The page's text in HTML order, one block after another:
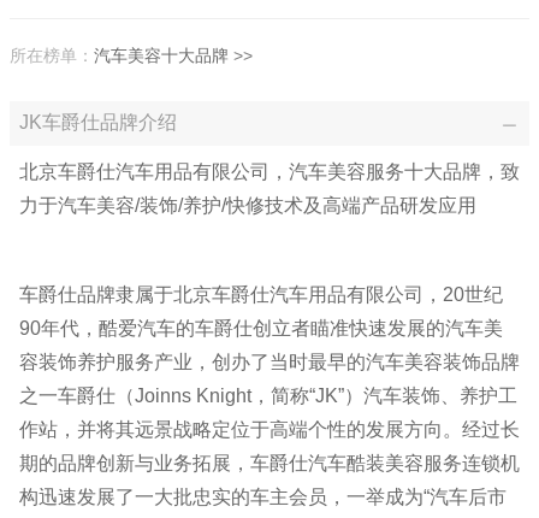
所在榜单： 汽车美容十大品牌 >>
JK车爵仕品牌介绍
北京车爵仕汽车用品有限公司，汽车美容服务十大品牌，致
力于汽车美容/装饰/养护/快修技术及高端产品研发应用
车爵仕品牌隶属于北京车爵仕汽车用品有限公司，20世纪
90年代，酷爱汽车的车爵仕创立者瞄准快速发展的汽车美
容装饰养护服务产业，创办了当时最早的汽车美容装饰品牌
之一车爵仕（Joinns Knight，简称“JK”）汽车装饰、养护工
作站，并将其远景战略定位于高端个性的发展方向。经过长
期的品牌创新与业务拓展，车爵仕汽车酷装美容服务连锁机
构迅速发展了一大批忠实的车主会员，一举成为“汽车后市